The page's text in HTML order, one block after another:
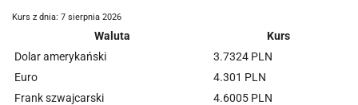
Kurs z dnia: 7 sierpnia 2026
Waluta
Kurs
Dolar amerykański
3.7324 PLN
Euro
4.301 PLN
Frank szwajcarski
4.6005 PLN